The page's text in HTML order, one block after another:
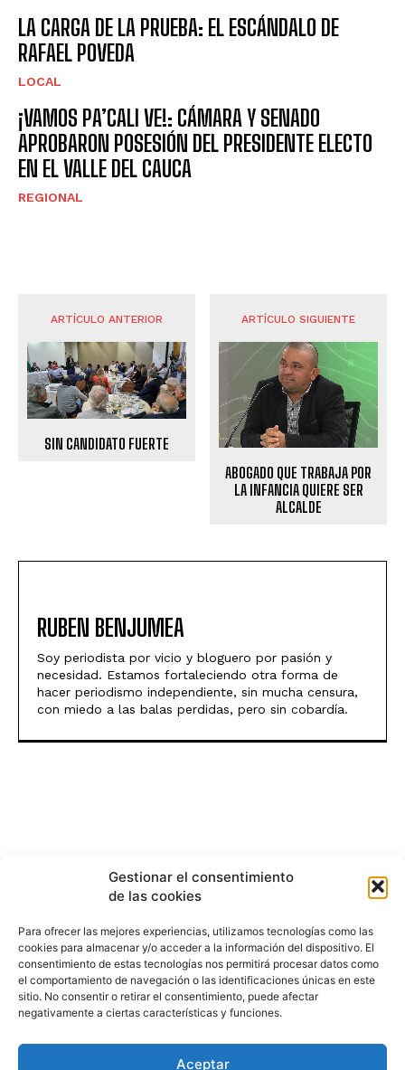
Gestionar el consentimiento
de las cookies
Para ofrecer las mejores experiencias, utilizamos tecnologías como las
cookies para almacenar y/o acceder a la información del dispositivo. El
consentimiento de estas tecnologías nos permitirá procesar datos como
el comportamiento de navegación o las identificaciones únicas en este
sitio. No consentir o retirar el consentimiento, puede afectar
negativamente a ciertas características y funciones.
Aceptar
LA CARGA DE LA PRUEBA: EL ESCÁNDALO DE
RAFAEL POVEDA
LOCAL
¡VAMOS PA’CALI VE!: CÁMARA Y SENADO
APROBARON POSESIÓN DEL PRESIDENTE ELECTO
EN EL VALLE DEL CAUCA
REGIONAL
ARTÍCULO ANTERIOR
SIN CANDIDATO FUERTE
ARTÍCULO SIGUIENTE
ABOGADO QUE TRABAJA POR
LA INFANCIA QUIERE SER
ALCALDE
RUBEN BENJUMEA
Soy periodista por vicio y bloguero por pasión y
necesidad. Estamos fortaleciendo otra forma de
hacer periodismo independiente, sin mucha censura,
con miedo a las balas perdidas, pero sin cobardía.